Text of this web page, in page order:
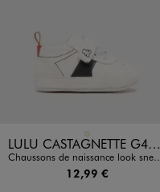
Disponible en 1 coloris LULU CASTAGNETTE G4G D
Chaussons de naissance look sneakers bébé - LuluCastagnette
12,99 €